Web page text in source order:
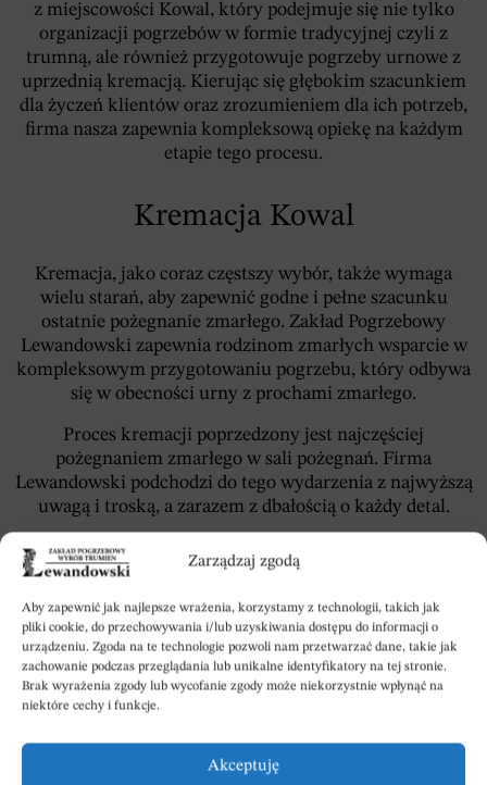
Zarządzaj zgodą
Aby zapewnić jak najlepsze wrażenia, korzystamy z technologii, takich jak
pliki cookie, do przechowywania i/lub uzyskiwania dostępu do informacji o
urządzeniu. Zgoda na te technologie pozwoli nam przetwarzać dane, takie jak
zachowanie podczas przeglądania lub unikalne identyfikatory na tej stronie.
Brak wyrażenia zgody lub wycofanie zgody może niekorzystnie wpłynąć na
niektóre cechy i funkcje.
Akceptuję
z miejscowości Kowal, który podejmuje się nie tylko
organizacji pogrzebów w formie tradycyjnej czyli z
trumną, ale również przygotowuje pogrzeby urnowe z
uprzednią kremacją. Kierując się głębokim szacunkiem
dla życzeń klientów oraz zrozumieniem dla ich potrzeb,
firma nasza zapewnia kompleksową opiekę na każdym
etapie tego procesu.
Kremacja Kowal
Kremacja, jako coraz częstszy wybór, także wymaga
wielu starań, aby zapewnić godne i pełne szacunku
ostatnie pożegnanie zmarłego. Zakład Pogrzebowy
Lewandowski zapewnia rodzinom zmarłych wsparcie w
kompleksowym przygotowaniu pogrzebu, który odbywa
się w obecności urny z prochami zmarłego.
Proces kremacji poprzedzony jest najczęściej
pożegnaniem zmarłego w sali pożegnań. Firma
Lewandowski podchodzi do tego wydarzenia z najwyższą
uwagą i troską, a zarazem z dbałością o każdy detal.
Podczas organizacji pogrzebu z uprzednią kremacją,
Zakład Pogrzebowy Lewandowski dba nie tylko o
wszelkie techniczne i logistyczne aspekty tego procesu,
lecz także o spełnienie różnorodnych próśb klientów.
Służymy wsparciem w każdym działaniu: od załatwienia
formalności administracyjnych, po organizację
ceremonii pożegnalnej i dostarczenie prochów zmarłego
Firma Lewandowski z Kowala oferuje szeroki wybór urn